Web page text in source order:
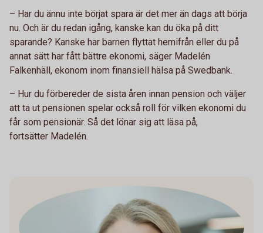
– Har du ännu inte börjat spara är det mer än dags att börja
nu. Och är du redan igång, kanske kan du öka på ditt
sparande? Kanske har barnen flyttat hemifrån eller du på
annat sätt har fått bättre ekonomi, säger Madelén
Falkenhäll, ekonom inom finansiell hälsa på Swedbank.
– Hur du förbereder de sista åren innan pension och väljer
att ta ut pensionen spelar också roll för vilken ekonomi du
får som pensionär. Så det lönar sig att läsa på,
fortsätter Madelén.